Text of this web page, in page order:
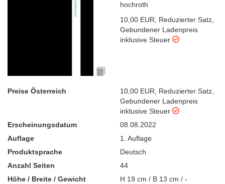
hochroth
10,00 EUR
Reduzierter Satz
Gebundener Ladenpreis
inklusive Steuer
Preise Österreich 10,00 EUR, Reduzierter Satz,
Gebundener Ladenpreis
inklusive Steuer
Erscheinungsdatum
08.08.2022
Auflage
1. Auflage
Produktsprache
Deutsch
Anzahl Seiten
44
Höhe / Breite / Gewicht
H 19 cm / B 13 cm / -